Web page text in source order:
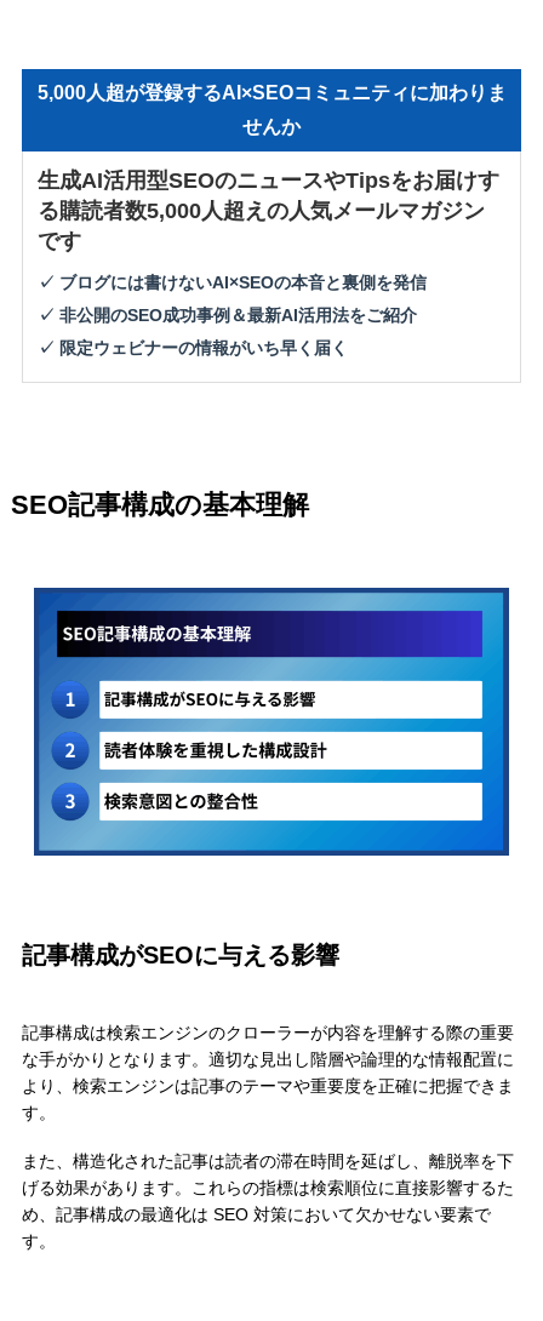
5,000人超が登録するAI×SEOコミュニティに加わりま
せんか
生成AI活用型SEOのニュースやTipsをお届けす
る購読者数5,000人超えの人気メールマガジン
です
✓ ブログには書けないAI×SEOの本音と裏側を発信
✓ 非公開のSEO成功事例＆最新AI活用法をご紹介
✓ 限定ウェビナーの情報がいち早く届く
SEO記事構成の基本理解
記事構成がSEOに与える影響
記事構成は検索エンジンのクローラーが内容を理解する際の重要
な手がかりとなります。適切な見出し階層や論理的な情報配置に
より、検索エンジンは記事のテーマや重要度を正確に把握できま
す。
また、構造化された記事は読者の滞在時間を延ばし、離脱率を下
げる効果があります。これらの指標は検索順位に直接影響するた
め、記事構成の最適化は SEO 対策において欠かせない要素で
す。